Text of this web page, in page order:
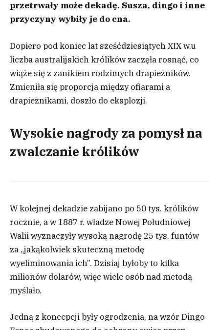
przetrwały może dekadę. Susza, dingo i inne
przyczyny wybiły je do cna.
Dopiero pod koniec lat sześćdziesiątych XIX w.u
liczba australijskich królików zaczęła rosnąć, co
wiąże się z zanikiem rodzimych drapieżników.
Zmieniła się proporcja między ofiarami a
drapieżnikami, doszło do eksplozji.
Wysokie nagrody za pomysł na
zwalczanie królików
W kolejnej dekadzie zabijano po 50 tys. królików
rocznie, a w 1887 r. władze Nowej Południowej
Walii wyznaczyły wysoką nagrodę 25 tys. funtów
za „jakąkolwiek skuteczną metodę
wyeliminowania ich”. Dzisiaj byłoby to kilka
milionów dolarów, więc wiele osób nad metodą
myślało.
Jedną z koncepcji były ogrodzenia, na wzór Dingo